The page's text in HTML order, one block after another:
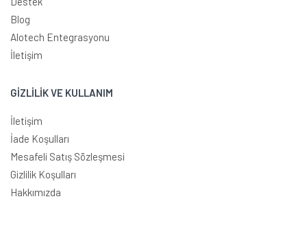
Blog
Alotech Entegrasyonu
İletişim
GİZLİLİK VE KULLANIM
İletişim
İade Koşulları
Mesafeli Satış Sözleşmesi
Gizlilik Koşulları
Hakkımızda